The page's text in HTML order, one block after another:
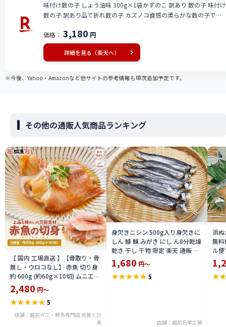
味付け数の子 しょう油味 300g×1袋かずのこ 訳あり 数の子 味付け
数の子 訳あり品で折れ数の子 カズノコ食感の柔らかな数の子です
価格： 3,180 円
詳細を見る（楽天へ）
※今後、Yahoo・Amazonなど他サイトの参考情報も順次追加予定です。
その他の通販人気商品ランキング
【 国内 工場直送 】【骨取り・骨
無し・ウロコなし】 赤魚 切り身
約 600g (約60g×10切) ムニエル
赤魚の煮付け あんかけ ホイル焼
き アカウオ 送料無料 seak2305-
600a
2,480 円～
★★★★★5
店舗：越前ガニ・鮮魚専門店 魚屋とび
魚
身欠きニシン 500g入り身欠きに
しん 鯡 鰊 みがき にし ん8分乾燥
乾き 干し 干物 限定 楽天 通販 価
格 特価 販売 お土産
1,680 円～
★★★★★ 5
店舗：越前名産工房
浜ぬ
無料
ル
バ
通
ト
★